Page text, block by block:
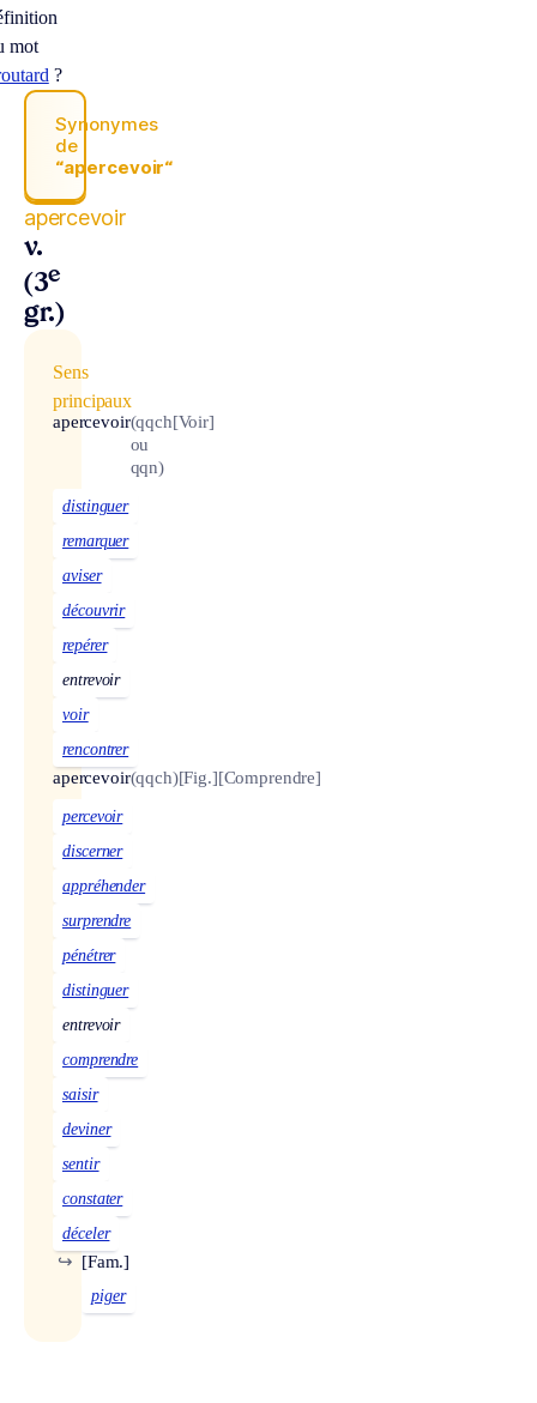
mot
?
Synonymes
de
“apercevoir“
apercevoir
v.
(3e
gr.)
Sens
principaux
apercevoir(qqch
ou
qqn)
[Voir]
distinguer
remarquer
aviser
découvrir
repérer
entrevoir
voir
rencontrer
apercevoir(qqch)[Fig.][Comprendre]
percevoir
discerner
appréhender
surprendre
pénétrer
distinguer
entrevoir
comprendre
saisir
deviner
sentir
constater
déceler
[Fam.]
↪
piger